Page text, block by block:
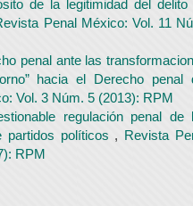
de la legitimidad del delito
Penal México: Vol. 11
penal ante las
hacia el Derecho penal
Vol. 3 Núm. 5 (2013): RPM
regulación penal de
partidos políticos , Revista
RPM